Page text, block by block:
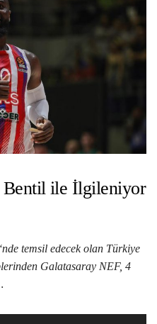
ile İlgileniyor
temsil edecek olan Türkiye
Galatasaray NEF, 4